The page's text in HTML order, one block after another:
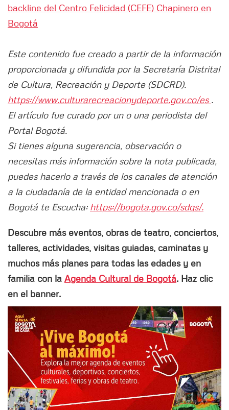
backline del Centro Felicidad (CEFE) Chapinero en
Bogotá
Este contenido fue creado a partir de la información
proporcionada y difundida por la Secretaría Distrital
de Cultura, Recreación y Deporte (SDCRD).
https://www.culturarecreacionydeporte.gov.co/es .
El artículo fue curado por un o una periodista del
Portal Bogotá.
Si tienes alguna sugerencia, observación o
necesitas más información sobre la nota publicada,
puedes hacerlo a través de los canales de atención
a la ciudadanía de la entidad mencionada o en
Bogotá te Escucha: https://bogota.gov.co/sdqs/.
Descubre más eventos, obras de teatro, conciertos,
talleres, actividades, visitas guiadas, caminatas y
muchos más planes para todas las edades y en
familia con la Agenda Cultural de Bogotá. Haz clic
en el banner.